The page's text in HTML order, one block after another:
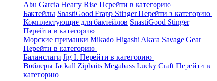
Abu Garcia Hearty Rise Перейти в категорию
Бактейлы SnastiGood Frapp StingerПерейти в категорию
Комплектующие для бактейлов SnastiGood Stinger
Перейти в категорию
Морские приманки Mikado Higashi Akara Savage Gear
Перейти в категорию
Баланслаги Jig It Перейти в категорию
Воблеры Jackall Zipbaits Megabass Lucky Craft Перейти в
категорию